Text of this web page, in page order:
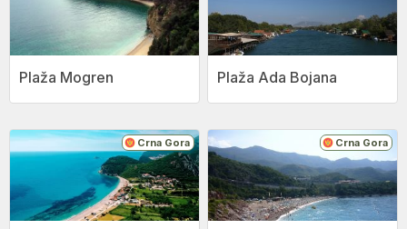
Plaža Mogren Plaža Ada Bojana
Crna Gora Crna Gora